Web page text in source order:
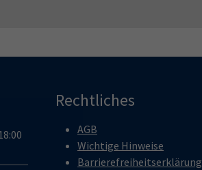
Rechtliches
AGB
Wichtige Hinweise
Barrierefreiheitserklärung